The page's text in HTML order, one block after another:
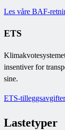
Les våre BAF-
ETS
insentiver for
sine.
ETS-tilleggsavgifter
Lastetyper